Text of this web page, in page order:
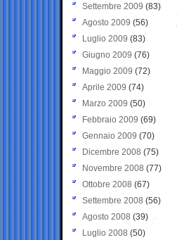
Settembre 2009 (83)
Agosto 2009 (56)
Luglio 2009 (83)
Giugno 2009 (76)
Maggio 2009 (72)
Aprile 2009 (74)
Marzo 2009 (50)
Febbraio 2009 (69)
Gennaio 2009 (70)
Dicembre 2008 (75)
Novembre 2008 (77)
Ottobre 2008 (67)
Settembre 2008 (56)
Agosto 2008 (39)
Luglio 2008 (50)